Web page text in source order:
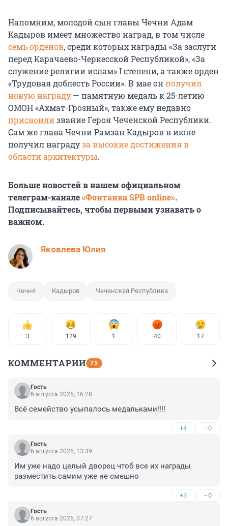
Напомним, молодой сын главы Чечни Адам
Кадыров имеет множество наград, в том числе
семь орденов, среди которых награды «За заслуги
перед Карачаево-Черкесской Республикой», «За
служение религии ислам» I степени, а также орден
«Трудовая доблесть России». В мае онполучил
новую награду— памятную медаль к25-летию
ОМОН «Ахмат-Грозный», также ему недавно
присвоилизвание Героя Чеченской Республики.
Сам же глава Чечни Рамзан Кадыров в июне
получил наградуза высокие достижения в
области архитектуры.
Больше новостей в нашем официальном
телеграм-канале«Фонтанка SPB online».
Подписывайтесь, чтобы первыми узнавать о
важном.
Яковлева Юлия
Чечня Кадыров Чеченская Республика
3 129 1 40 17
КОММЕНТАРИИ 75
Гость
6 августа 2025, 16:28
Всё семейство усыпалось медальками!!!!
+4 –0
Гость
6 августа 2025, 13:39
Им уже надо целый дворец чтоб все их награды
разместить самим уже не смешно
+3 –0
Гость
6 августа 2025, 07:27